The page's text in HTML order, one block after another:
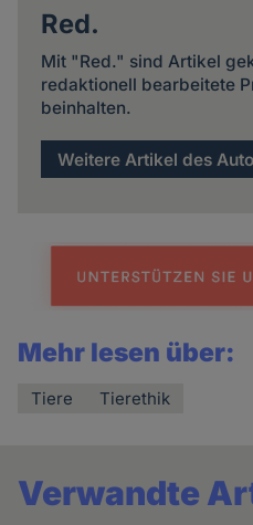
Red.
Mit "Red." sind Artikel
redaktionell bearbeitete
beinhalten.
Weitere Artikel des
Mehr lesen über:
Tiere Tierethik
Verwandte